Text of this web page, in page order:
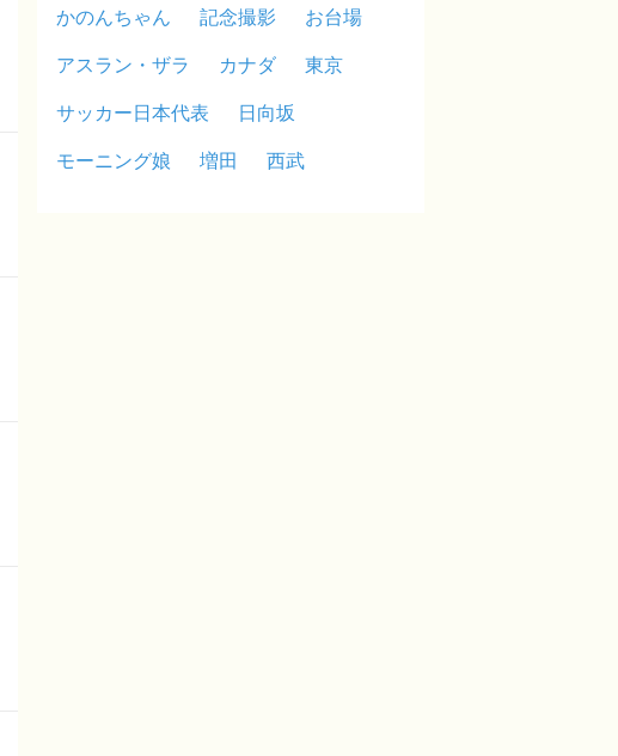
かのんちゃん
記念撮影
お台場
アスラン・ザラ
カナダ
東京
サッカー日本代表
日向坂
モーニング娘
増田 西武